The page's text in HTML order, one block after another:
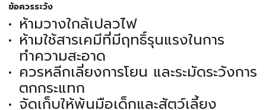
ข้อควรระวัง
ห้ามวางใกล้เปลวไฟ
ห้ามใช้สารเคมีที่มีฤทธิ์รุนแรงในการ
ทำความสะอาด
ควรหลีกเลี่ยงการโยน และระมัดระวังการ
ตกกระแทก
จัดเก็บให้พ้นมือเด็กและสัตว์เลี้ยง